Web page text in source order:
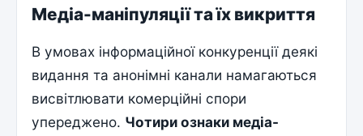
Медіа-маніпуляції та їх викриття
В умовах інформаційної конкуренції деякі
видання та анонімні канали намагаються
висвітлювати комерційні спори
упереджено. Чотири ознаки медіа-